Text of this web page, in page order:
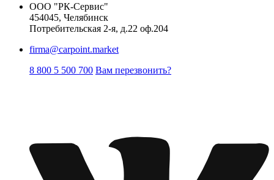
ООО "РК-Сервис"
454045, Челябинск
Потребительская 2-я, д.22 оф.204
firma@carpoint.market
8 800 5 500 700 Вам перезвонить?